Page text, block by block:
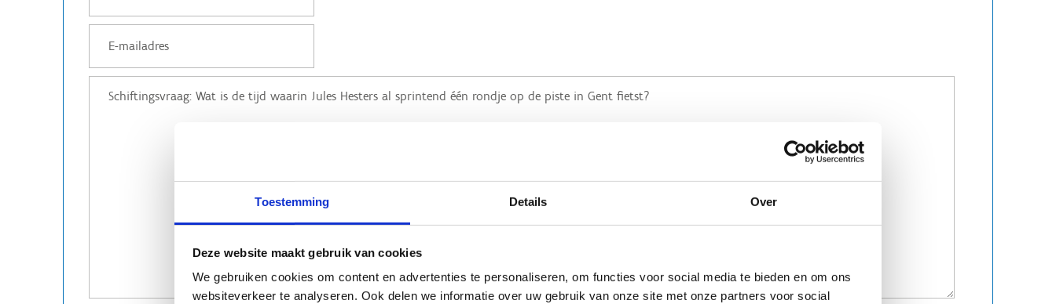
Toestemming Details Over
Deze website maakt gebruik van cookies
We gebruiken cookies om content en advertenties te personaliseren, om functies voor social media te bieden en om ons
websiteverkeer te analyseren. Ook delen we informatie over uw gebruik van onze site met onze partners voor social